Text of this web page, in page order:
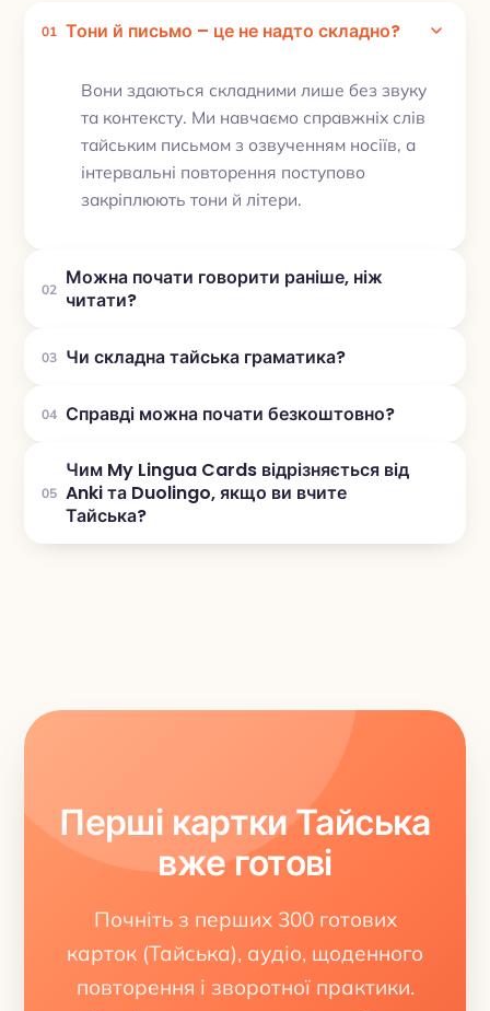
01 Тони й письмо – це не надто складно?
Вони здаються складними лише без звуку
та контексту. Ми навчаємо справжніх слів
тайським письмом з озвученням носіїв, а
інтервальні повторення поступово
закріплюють тони й літери.
02 Можна почати говорити раніше, ніж
читати?
03 Чи складна тайська граматика?
04 Справді можна почати безкоштовно?
05
Чим My Lingua Cards відрізняється від
Anki та Duolingo, якщо ви вчите
Тайська?
Перші картки Тайська
вже готові
Почніть з перших 300 готових
карток (Тайська), аудіо, щоденного
повторення і зворотної практики.